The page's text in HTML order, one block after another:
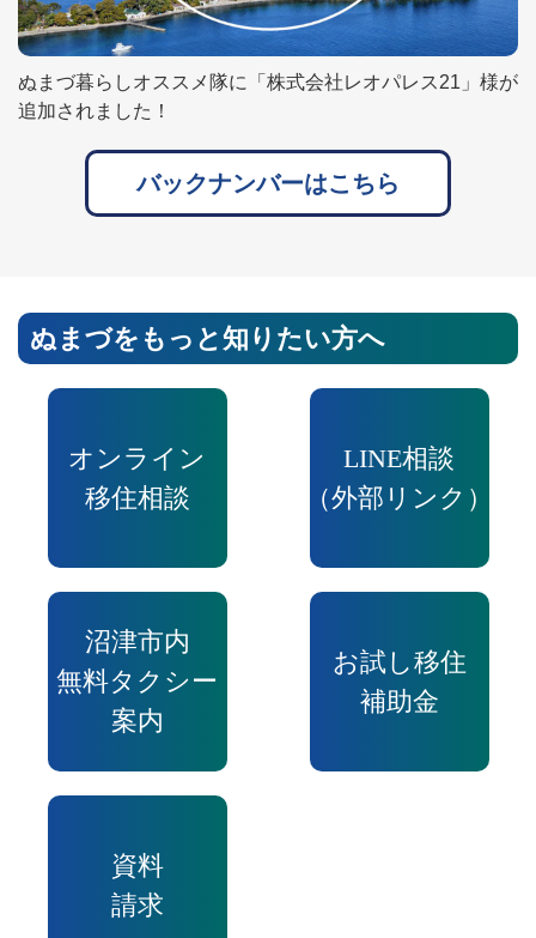
ぬまづ暮らしオススメ隊に「株式会社レオパレス21」様が
追加されました！
バックナンバーはこちら
ぬまづをもっと知りたい方へ
オンライン
移住相談
LINE相談
（外部リンク）
沼津市内
無料タクシー
案内
お試し移住
補助金
資料
請求